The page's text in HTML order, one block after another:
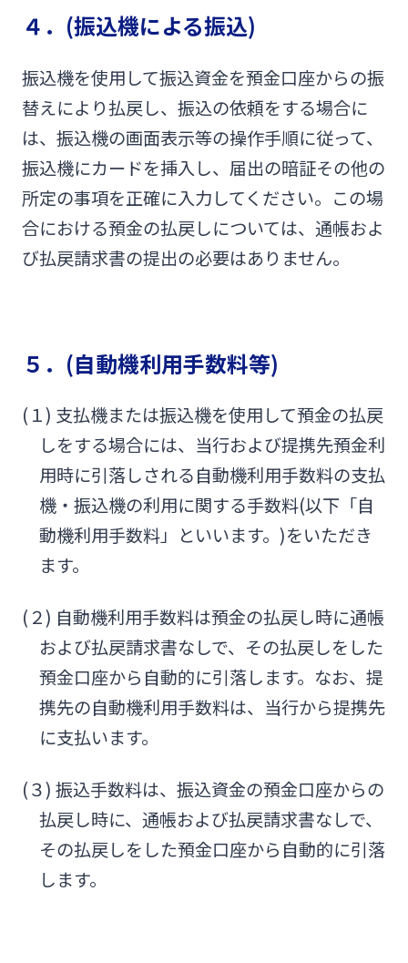
４．(振込機による振込)
振込機を使用して振込資金を預金口座からの振
替えにより払戻し、振込の依頼をする場合に
は、振込機の画面表示等の操作手順に従って、
振込機にカードを挿入し、届出の暗証その他の
所定の事項を正確に入力してください。この場
合における預金の払戻しについては、通帳およ
び払戻請求書の提出の必要はありません。
５．(自動機利用手数料等)
(１) 支払機または振込機を使用して預金の払戻
しをする場合には、当行および提携先預金利
用時に引落しされる自動機利用手数料の支払
機・振込機の利用に関する手数料(以下「自
動機利用手数料」といいます。)をいただき
ます。
(２) 自動機利用手数料は預金の払戻し時に通帳
および払戻請求書なしで、その払戻しをした
預金口座から自動的に引落します。なお、提
携先の自動機利用手数料は、当行から提携先
に支払います。
(３) 振込手数料は、振込資金の預金口座からの
払戻し時に、通帳および払戻請求書なしで、
その払戻しをした預金口座から自動的に引落
します。